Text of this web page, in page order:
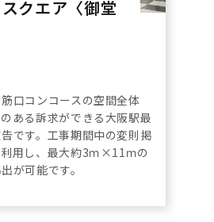
クエア〈御堂
口コンコースの空間全体
ある訴求ができる大阪駅最
です。工事期間中の変則掲
用し、最大約3ｍ×11ｍの
が可能です。